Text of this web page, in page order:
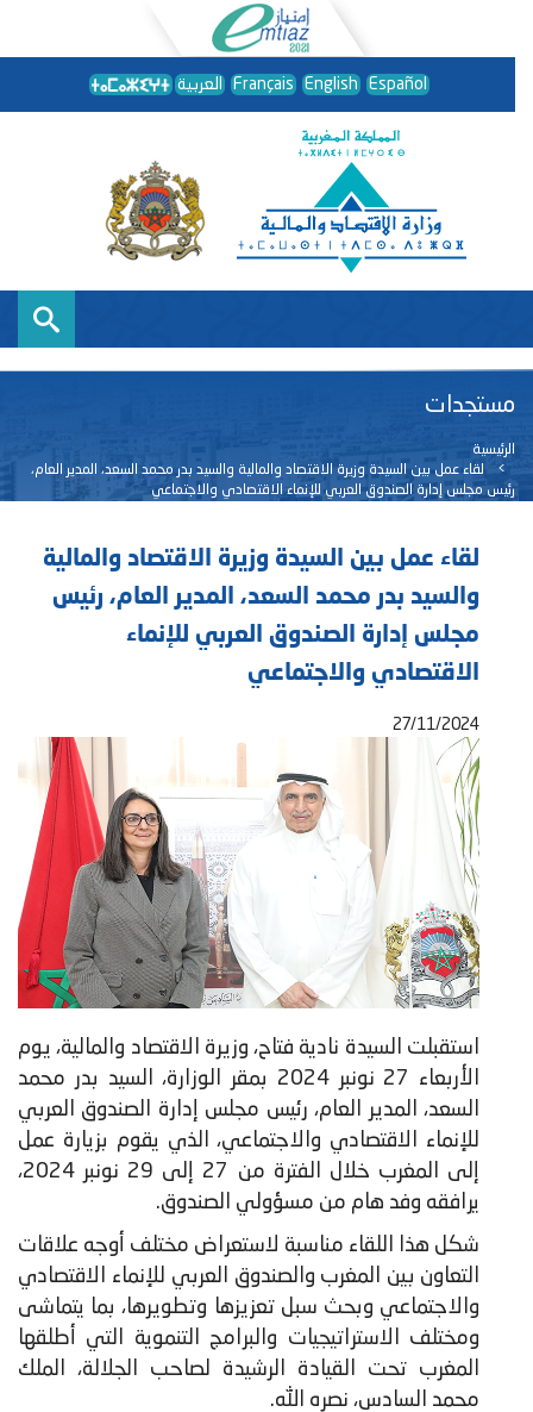
العربية Français English Español
مستجدات
الرئيسية
لقاء عمل بين السيدة وزيرة الاقتصاد والمالية والسيد بدر محمد السعد، المدير العام،
رئيس مجلس إدارة الصندوق العربي للإنماء الاقتصادي والاجتماعي
لقاء عمل بين السيدة وزيرة الاقتصاد والمالية
والسيد بدر محمد السعد، المدير العام، رئيس
مجلس إدارة الصندوق العربي للإنماء
الاقتصادي والاجتماعي
27/11/2024
استقبلت السيدة نادية فتاح، وزيرة الاقتصاد والمالية، يوم
الأربعاء 27 نونبر 2024 بمقر الوزارة، السيد بدر محمد
السعد، المدير العام، رئيس مجلس إدارة الصندوق العربي
للإنماء الاقتصادي والاجتماعي، الذي يقوم بزيارة عمل
إلى المغرب خلال الفترة من 27 إلى 29 نونبر 2024،
يرافقه وفد هام من مسؤولي الصندوق.
​شكل هذا اللقاء مناسبة لاستعراض مختلف أوجه علاقات
التعاون بين المغرب والصندوق العربي للإنماء الاقتصادي
والاجتماعي وبحث سبل تعزيزها وتطويرها، بما يتماشى
ومختلف الاستراتيجيات والبرامج التنموية التي أطلقها
المغرب تحت القيادة الرشيدة لصاحب الجلالة، الملك
محمد السادس، نصره الله.